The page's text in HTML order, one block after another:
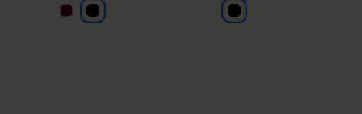
블랙 블랙
블랙